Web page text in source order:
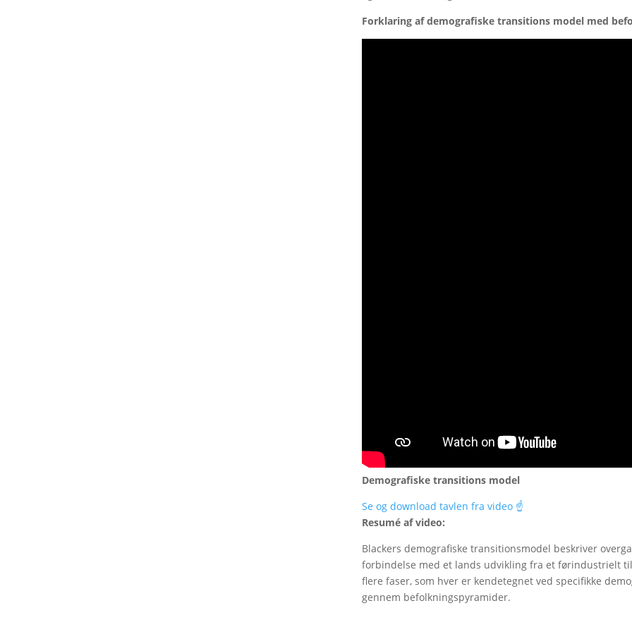
Forklaring af demografiske transitions model med
Demografiske transitions model
Se og download tavlen fra video ☝️
Resumé af video:
Blackers demografiske transitionsmodel beskriver
forbindelse med et lands udvikling fra et førindustrielt
flere faser, som hver er kendetegnet ved specifikke
gennem befolkningspyramider.